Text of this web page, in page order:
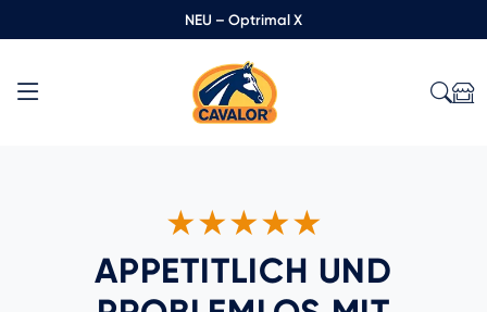
NEU – Optrimal X
★★★★★
APPETITLICH UND